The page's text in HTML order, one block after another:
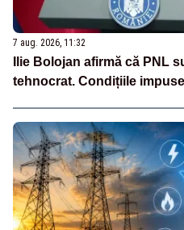
7 aug. 2026, 11:32
Ilie Bolojan afirmă că PNL
tehnocrat. Condițiile